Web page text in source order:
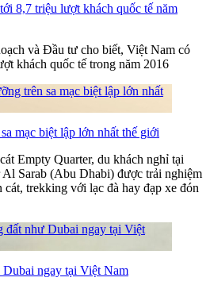
8,7 triệu lượt khách quốc tế năm
và Đầu tư cho biết, Việt Nam có
khách quốc tế trong năm 2016
mạc biệt lập lớn nhất thế giới
Empty Quarter, du khách nghỉ tại
Sarab (Abu Dhabi) được trải nghiệm
cát, trekking với lạc đà hay đạp xe đón
ngay tại Việt Nam